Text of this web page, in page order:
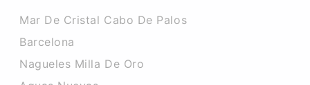
Mar De Cristal Cabo De Palos
Barcelona
Nagueles Milla De Oro